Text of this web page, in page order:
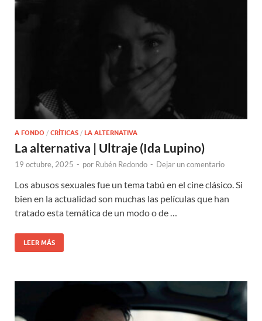
A FONDO / CRÍTICAS / LA ALTERNATIVA
La alternativa | Ultraje (Ida Lupino)
19 octubre, 2025 - por Rubén Redondo - Dejar un comentario
Los abusos sexuales fue un tema tabú en el cine clásico. Si
bien en la actualidad son muchas las películas que han
tratado esta temática de un modo o de …
LEER MÁS